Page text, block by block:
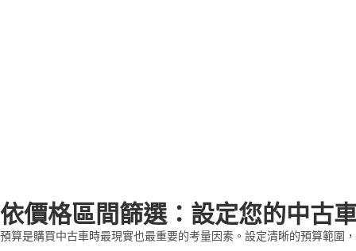
依價格區間篩選：設定您的中古
預算是購買中古車時最現實也最重要的考量因素。設定清晰的預算範圍